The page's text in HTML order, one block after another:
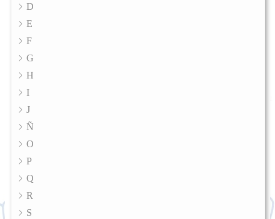
D
E
F
G
H
I
J
Ñ
O
P
Q
R
S